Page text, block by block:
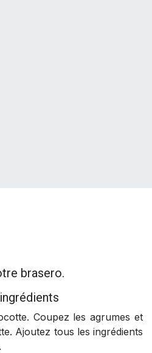
brasero.
Coupez les agrumes et
Ajoutez tous les ingrédients